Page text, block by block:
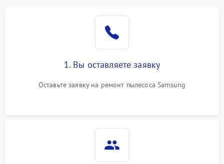
1. Вы оставляете заявку
Оставьте заявку на ремонт пылесоса Samsung